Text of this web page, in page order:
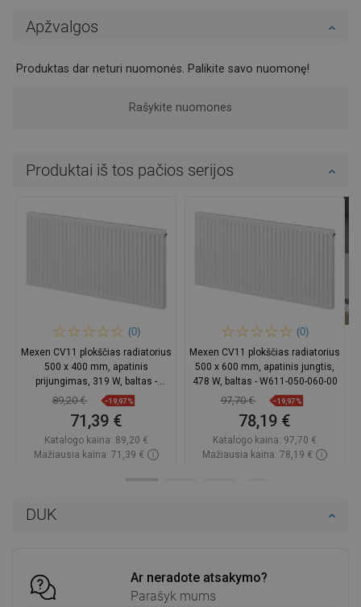
DUK
Ar neradote atsakymo?
Parašyk mums
Apžvalgos
Produktas dar neturi nuomonės. Palikite savo nuomonę!
Rašykite nuomones
Produktai iš tos pačios serijos
(0)
Mexen CV11 plokščias radiatorius
500 x 400 mm, apatinis
prijungimas, 319 W, baltas -
W611-050-040-00
89,20 € −19,97%
71,39 €
Katalogo kaina: 89,20 €
Mažiausia kaina: 71,39 €
(0)
Mexen CV11 plokščias radiatorius
500 x 600 mm, apatinis jungtis,
478 W, baltas - W611-050-060-00
97,70 € −19,97%
78,19 €
Katalogo kaina: 97,70 €
Mažiausia kaina: 78,19 €